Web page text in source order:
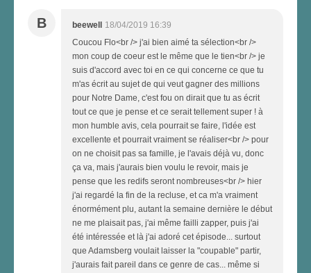
B beewell
18/04/2019 16:39
Coucou Flo<br /> j'ai bien aimé ta sélection<br />
mon coup de coeur est le même que le tien<br /> je
suis d'accord avec toi en ce qui concerne ce que tu
m'as écrit au sujet de qui veut gagner des millions
pour Notre Dame, c'est fou on dirait que tu as écrit
tout ce que je pense et ce serait tellement super ! à
mon humble avis, cela pourrait se faire, l'idée est
excellente et pourrait vraiment se réaliser<br /> pour
on ne choisit pas sa famille, je l'avais déjà vu, donc
ça va, mais j'aurais bien voulu le revoir, mais je
pense que les redifs seront nombreuses<br /> hier
j'ai regardé la fin de la recluse, et ca m'a vraiment
énormément plu, autant la semaine dernière le début
ne me plaisait pas, j'ai même failli zapper, puis j'ai
été intéressée et là j'ai adoré cet épisode... surtout
que Adamsberg voulait laisser la "coupable" partir,
j'aurais fait pareil dans ce genre de cas... même si